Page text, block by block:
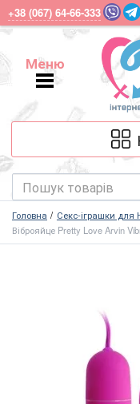
+38 (067) 64-66-333
Меню
Меню
Головна Секс-іграшки для
Віброяйце Pretty Love Arvin